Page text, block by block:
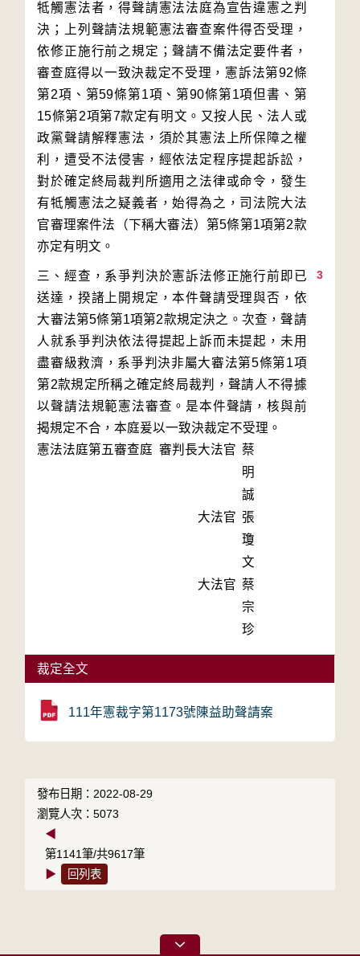
牴觸憲法者，得聲請憲法法庭為宣告違憲之判
決；上列聲請法規範憲法審查案件得否受理，
依修正施行前之規定；聲請不備法定要件者，
審查庭得以一致決裁定不受理，憲訴法第92條
第2項、第59條第1項、第90條第1項但書、第
15條第2項第7款定有明文。又按人民、法人或
政黨聲請解釋憲法，須於其憲法上所保障之權
利，遭受不法侵害，經依法定程序提起訴訟，
對於確定終局裁判所適用之法律或命令，發生
有牴觸憲法之疑義者，始得為之，司法院大法
官審理案件法（下稱大審法）第5條第1項第2款
3
三、經查，系爭判決於憲訴法修正施行前即已
送達，揆諸上開規定，本件聲請受理與否，依
大審法第5條第1項第2款規定決之。次查，聲請
人就系爭判決依法得提起上訴而未提起，未用
盡審級救濟，系爭判決非屬大審法第5條第1項
第2款規定所稱之確定終局裁判，聲請人不得據
以聲請法規範憲法審查。是本件聲請，核與前
揭規定不合，本庭爰以一致決裁定不受理。
憲法法庭第五審查庭 審判長大法官 蔡
明
誠
大法官 張
瓊
文
大法官 蔡
宗
珍
裁定全文
111年憲裁字第1173號陳益助聲請案
發布日期：2022-08-29
瀏覽人次：5073
◀
第1141筆/共9617筆
▶
回列表